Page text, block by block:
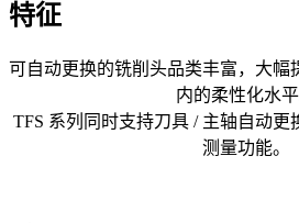
特征
可自动更换的铣削头品类丰富，大幅
内的柔性化水平
TFS 系列同时支持刀具 / 主轴自动更
测量功能。